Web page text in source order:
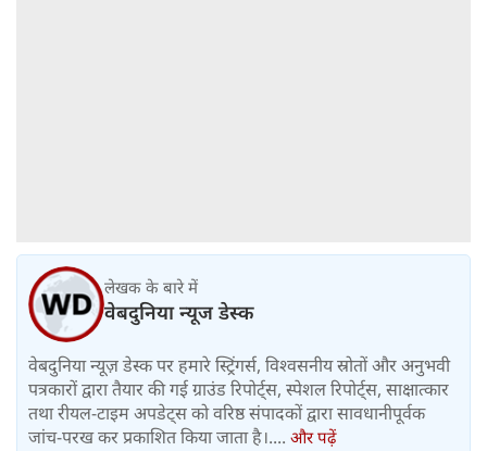
लेखक के बारे में
वेबदुनिया न्यूज डेस्क
वेबदुनिया न्यूज़ डेस्क पर हमारे स्ट्रिंगर्स, विश्वसनीय स्रोतों और अनुभवी
पत्रकारों द्वारा तैयार की गई ग्राउंड रिपोर्ट्स, स्पेशल रिपोर्ट्स, साक्षात्कार
तथा रीयल-टाइम अपडेट्स को वरिष्ठ संपादकों द्वारा सावधानीपूर्वक
जांच-परख कर प्रकाशित किया जाता है।.... और पढ़ें